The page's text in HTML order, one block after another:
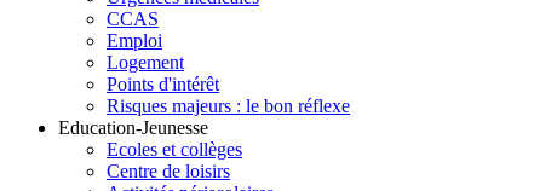
CCAS
Emploi
Logement
Points d'intérêt
Risques majeurs : le bon réflexe
Education-Jeunesse
Ecoles et collèges
Centre de loisirs